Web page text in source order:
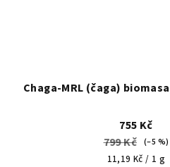
Chaga-MRL (čaga)
755 Kč
799 Kč (–5 %)
Měrná
11,19 Kč / 1 g